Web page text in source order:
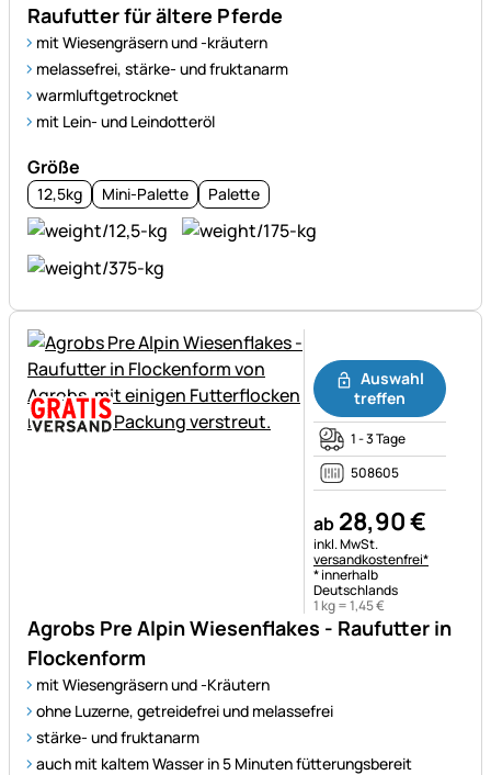
Raufutter für ältere Pferde
mit Wiesengräsern und -kräutern
melassefrei, stärke- und fruktanarm
warmluftgetrocknet
mit Lein- und Leindotteröl
Größe
12,5kg Mini-Palette Palette
Agrobs Pre Alpin Wiesenflakes - Raufutter in
Flockenform
mit Wiesengräsern und -Kräutern
ohne Luzerne, getreidefrei und melassefrei
stärke- und fruktanarm
auch mit kaltem Wasser in 5 Minuten fütterungsbereit
Auswahl
treffen
1 - 3 Tage
508605
ab 28,90€
Steuerhinweis:
inkl. MwSt.
versandkostenfrei*
* innerhalb
Deutschlands
1 kg =1,45€